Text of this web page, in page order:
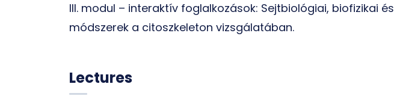
III. modul – interaktív foglalkozások: Sejtbiológiai, biofizikai
módszerek a citoszkeleton vizsgálatában.
Lectures